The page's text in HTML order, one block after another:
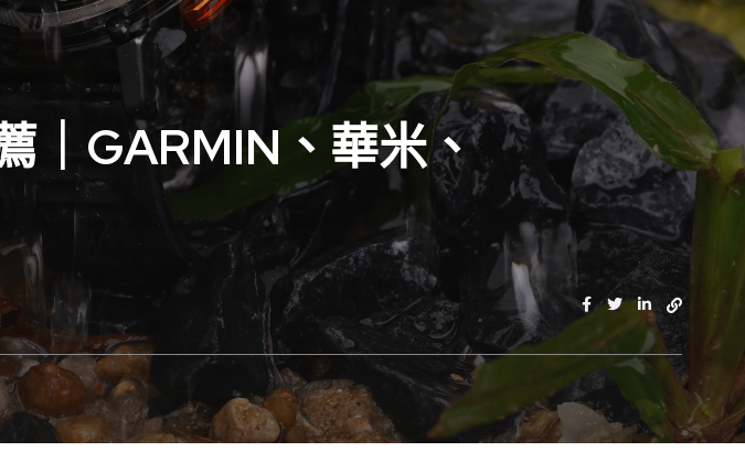
｜GARMIN、華米、